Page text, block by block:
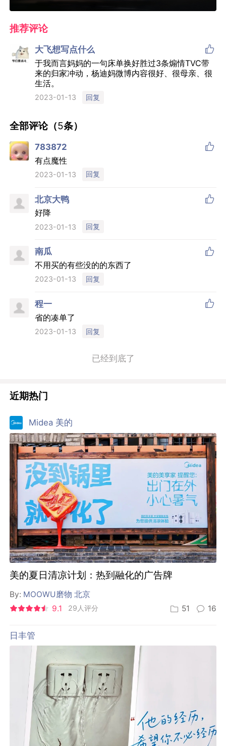
推荐评论
大飞想写点什么 
于我而言妈妈的一句床单换好胜过3条煽情TVC带
来的归家冲动，杨迪妈微博内容很好、很母亲、很
生活。
2023-01-13 回复
全部评论（5条）
783872 
有点魔性
2023-01-13 回复
北京大鸭 
好降
2023-01-13 回复
南瓜 
不用买的有些没的的东西了
2023-01-13 回复
程一 
省的凑单了
2023-01-13 回复
已经到底了
近期热门
Midea 美的
美的夏日清凉计划：热到融化的广告牌
By: MOOWU磨物 北京
9.1
29人评分 51 16
日丰管